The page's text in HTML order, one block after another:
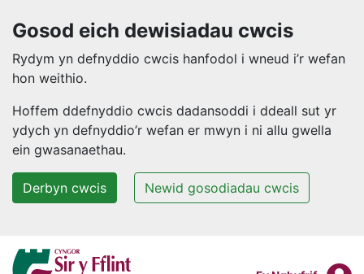
Gosod eich dewisiadau cwcis
Rydym yn defnyddio cwcis hanfodol i wneud i’r wefan
hon weithio.
Hoffem ddefnyddio cwcis dadansoddi i ddeall sut yr
ydych yn defnyddio’r wefan er mwyn i ni allu gwella
ein gwasanaethau.
Derbyn cwcis Newid gosodiadau cwcis
Neidio i'r prif gynnwys